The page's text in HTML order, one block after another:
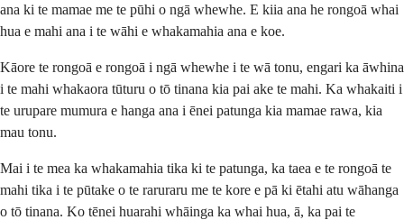
ana ki te mamae me te pūhi o ngā whewhe. E kiia ana he rongoā whai
hua e mahi ana i te wāhi e whakamahia ana e koe.
Kāore te rongoā e rongoā i ngā whewhe i te wā tonu, engari ka āwhina
i te mahi whakaora tūturu o tō tinana kia pai ake te mahi. Ka whakaiti i
te urupare mumura e hanga ana i ēnei patunga kia mamae rawa, kia
mau tonu.
Mai i te mea ka whakamahia tika ki te patunga, ka taea e te rongoā te
mahi tika i te pūtake o te raruraru me te kore e pā ki ētahi atu wāhanga
o tō tinana. Ko tēnei huarahi whāinga ka whai hua, ā, ka pai te